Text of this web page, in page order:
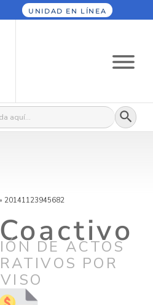
UNIDAD EN LÍNEA
Botón
» 20141123945682
DE ACTOS
POR